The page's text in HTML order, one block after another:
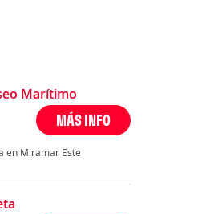
Marítimo
MÁS INFO
en Miramar Este